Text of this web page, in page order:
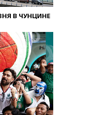
В ЧУНЦИНЕ